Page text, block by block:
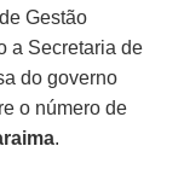
Gestão
a Secretaria de
do governo
o número de
.